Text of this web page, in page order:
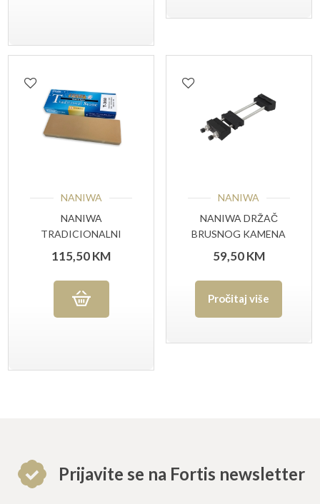
NANIWA
NANIWA
TRADICIONALNI
KAMEN #6000 GRIT
115,50KM
NANIWA
NANIWA DRŽAČ
BRUSNOG KAMENA
59,50KM
Pročitaj više
Prijavite se na Fortis newsletter